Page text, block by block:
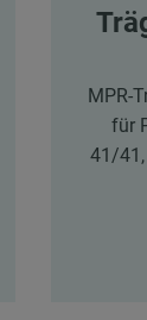
MPR-
für
41/